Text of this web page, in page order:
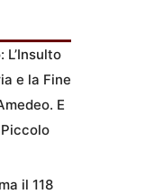
L’Insulto
e la Fine
E
il 118